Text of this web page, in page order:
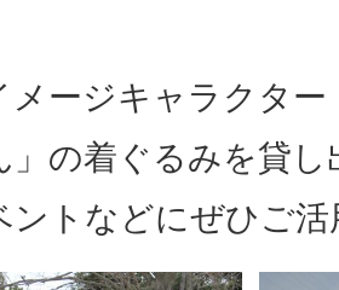
メージキャラクタ
」の着ぐるみを貸
ントなどにぜひご